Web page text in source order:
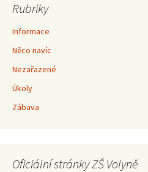
Rubriky
Informace
Něco navíc
Nezařazené
Úkoly
Zábava
Oficiální stránky ZŠ Volyně